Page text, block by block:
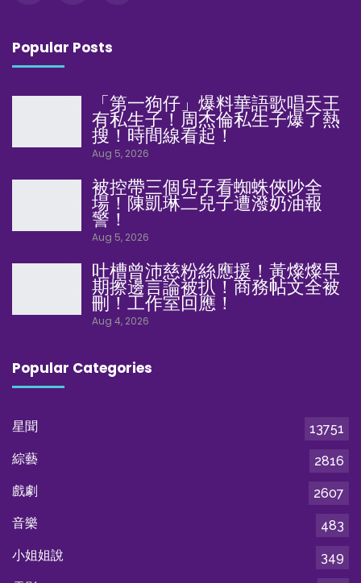
Popular Posts
「第一狗仔」爆料華語歌唱天王
有私生子！周杰倫私生子爆了熱
搜！時間線看起！
Aug 5, 2026
被控帶三個兒子看蜘蛛俠吵全
場！陳凱琳二兒子遭潑奶油報
警！
Aug 5, 2026
吐槽曾沛慈粉絲應援！黃燦燦早
期擦邊言論被扒！商務帖文全被
刪！工作室回應！
Aug 4, 2026
Popular Categories
星聞
13751
綜藝
2816
戲劇
2607
音樂
483
小姐姐說
349